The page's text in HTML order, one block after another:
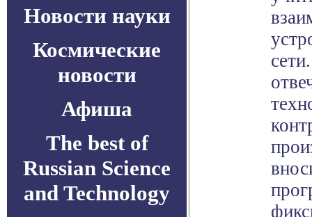
Новости науки
Космические
новости
Афиша
The best of
Russian Science
and Technology